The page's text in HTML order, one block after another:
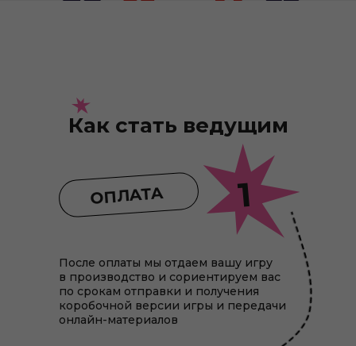
ОПЛАТА
Как стать ведущим
После оплаты мы отдаем вашу игру
в производство и сориентируем вас
по срокам отправки и получения
коробочной версии игры и передачи
онлайн-материалов
1